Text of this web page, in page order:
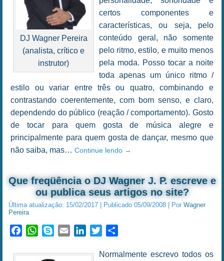
DJ Wagner Pereira
(analista, crítico e
instrutor)
certos componentes e
características, ou seja, pelo
conteúdo geral, não somente
pelo ritmo, estilo, e muito menos
pela moda. Posso tocar a noite
toda apenas um único ritmo /
estilo ou variar entre três ou quatro, combinando e
contrastando coerentemente, com bom senso, e claro,
dependendo do público (reação / comportamento). Gosto
de tocar para quem gosta de música alegre e
principalmente para quem gosta de dançar, mesmo que
não saiba, mas…Continue lendo →
Que freqüência o DJ Wagner J. P. escreve e
ou publica seus artigos no site?
Última atualização: 15/02/2017 Publicado 05/09/2008 Por Wagner
Pereira
FacebookWhatsApp
Skype Email LinkedInTwitter
Normalmente escrevo todos os